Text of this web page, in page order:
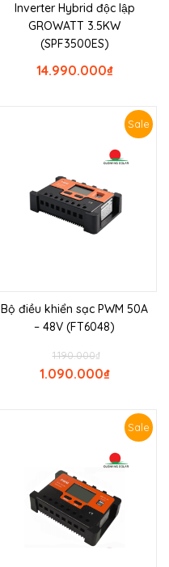
Inverter Hybrid độc lập
GROWATT 3.5KW
(SPF3500ES)
₫
14.990.000
Sale
Bộ điều khiển sạc PWM 50A
– 48V (FT6048)
₫
1.190.000
₫
1.090.000
Sale